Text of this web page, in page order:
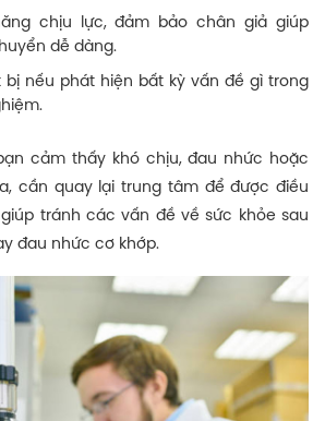
chịu lực, đảm bảo chân giả giúp
dễ dàng.
bị nếu phát hiện bất kỳ vấn đề gì trong
cảm thấy khó chịu, đau nhức hoặc
cần quay lại trung tâm để được điều
tránh các vấn đề về sức khỏe sau
đau nhức cơ khớp.